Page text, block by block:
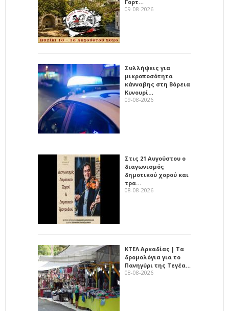
Γορτ…
09-08-2026
Συλλήψεις για
μικροποσότητα
κάνναβης στη Βόρεια
Κυνουρί…
09-08-2026
Στις 21 Αυγούστου ο
διαγωνισμός
δημοτικού χορού και
τρα…
08-08-2026
ΚΤΕΛ Αρκαδίας | Τα
δρομολόγια για το
Πανηγύρι της Τεγέα…
08-08-2026